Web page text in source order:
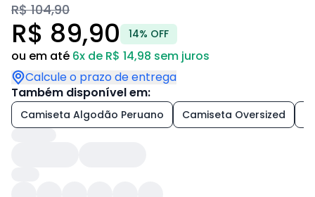
R$ 104,90
R$ 89,90 14% OFF
ou em até 6x de R$ 14,98 sem juros
Calcule o prazo de entrega
Também disponível em:
Camiseta Algodão Peruano Camiseta Oversized